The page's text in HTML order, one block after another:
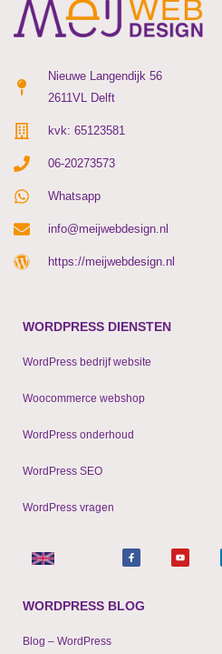
Nieuwe Langendijk 56
2611VL Delft
kvk: 65123581
06-20273573
Whatsapp
info@meijwebdesign.nl
https://meijwebdesign.nl
WORDPRESS DIENSTEN
WordPress bedrijf website
Woocommerce webshop
WordPress onderhoud
WordPress SEO
WordPress vragen
F
a
c
o
k
Y
o
u
WORDPRESS BLOG
Blog – WordPress